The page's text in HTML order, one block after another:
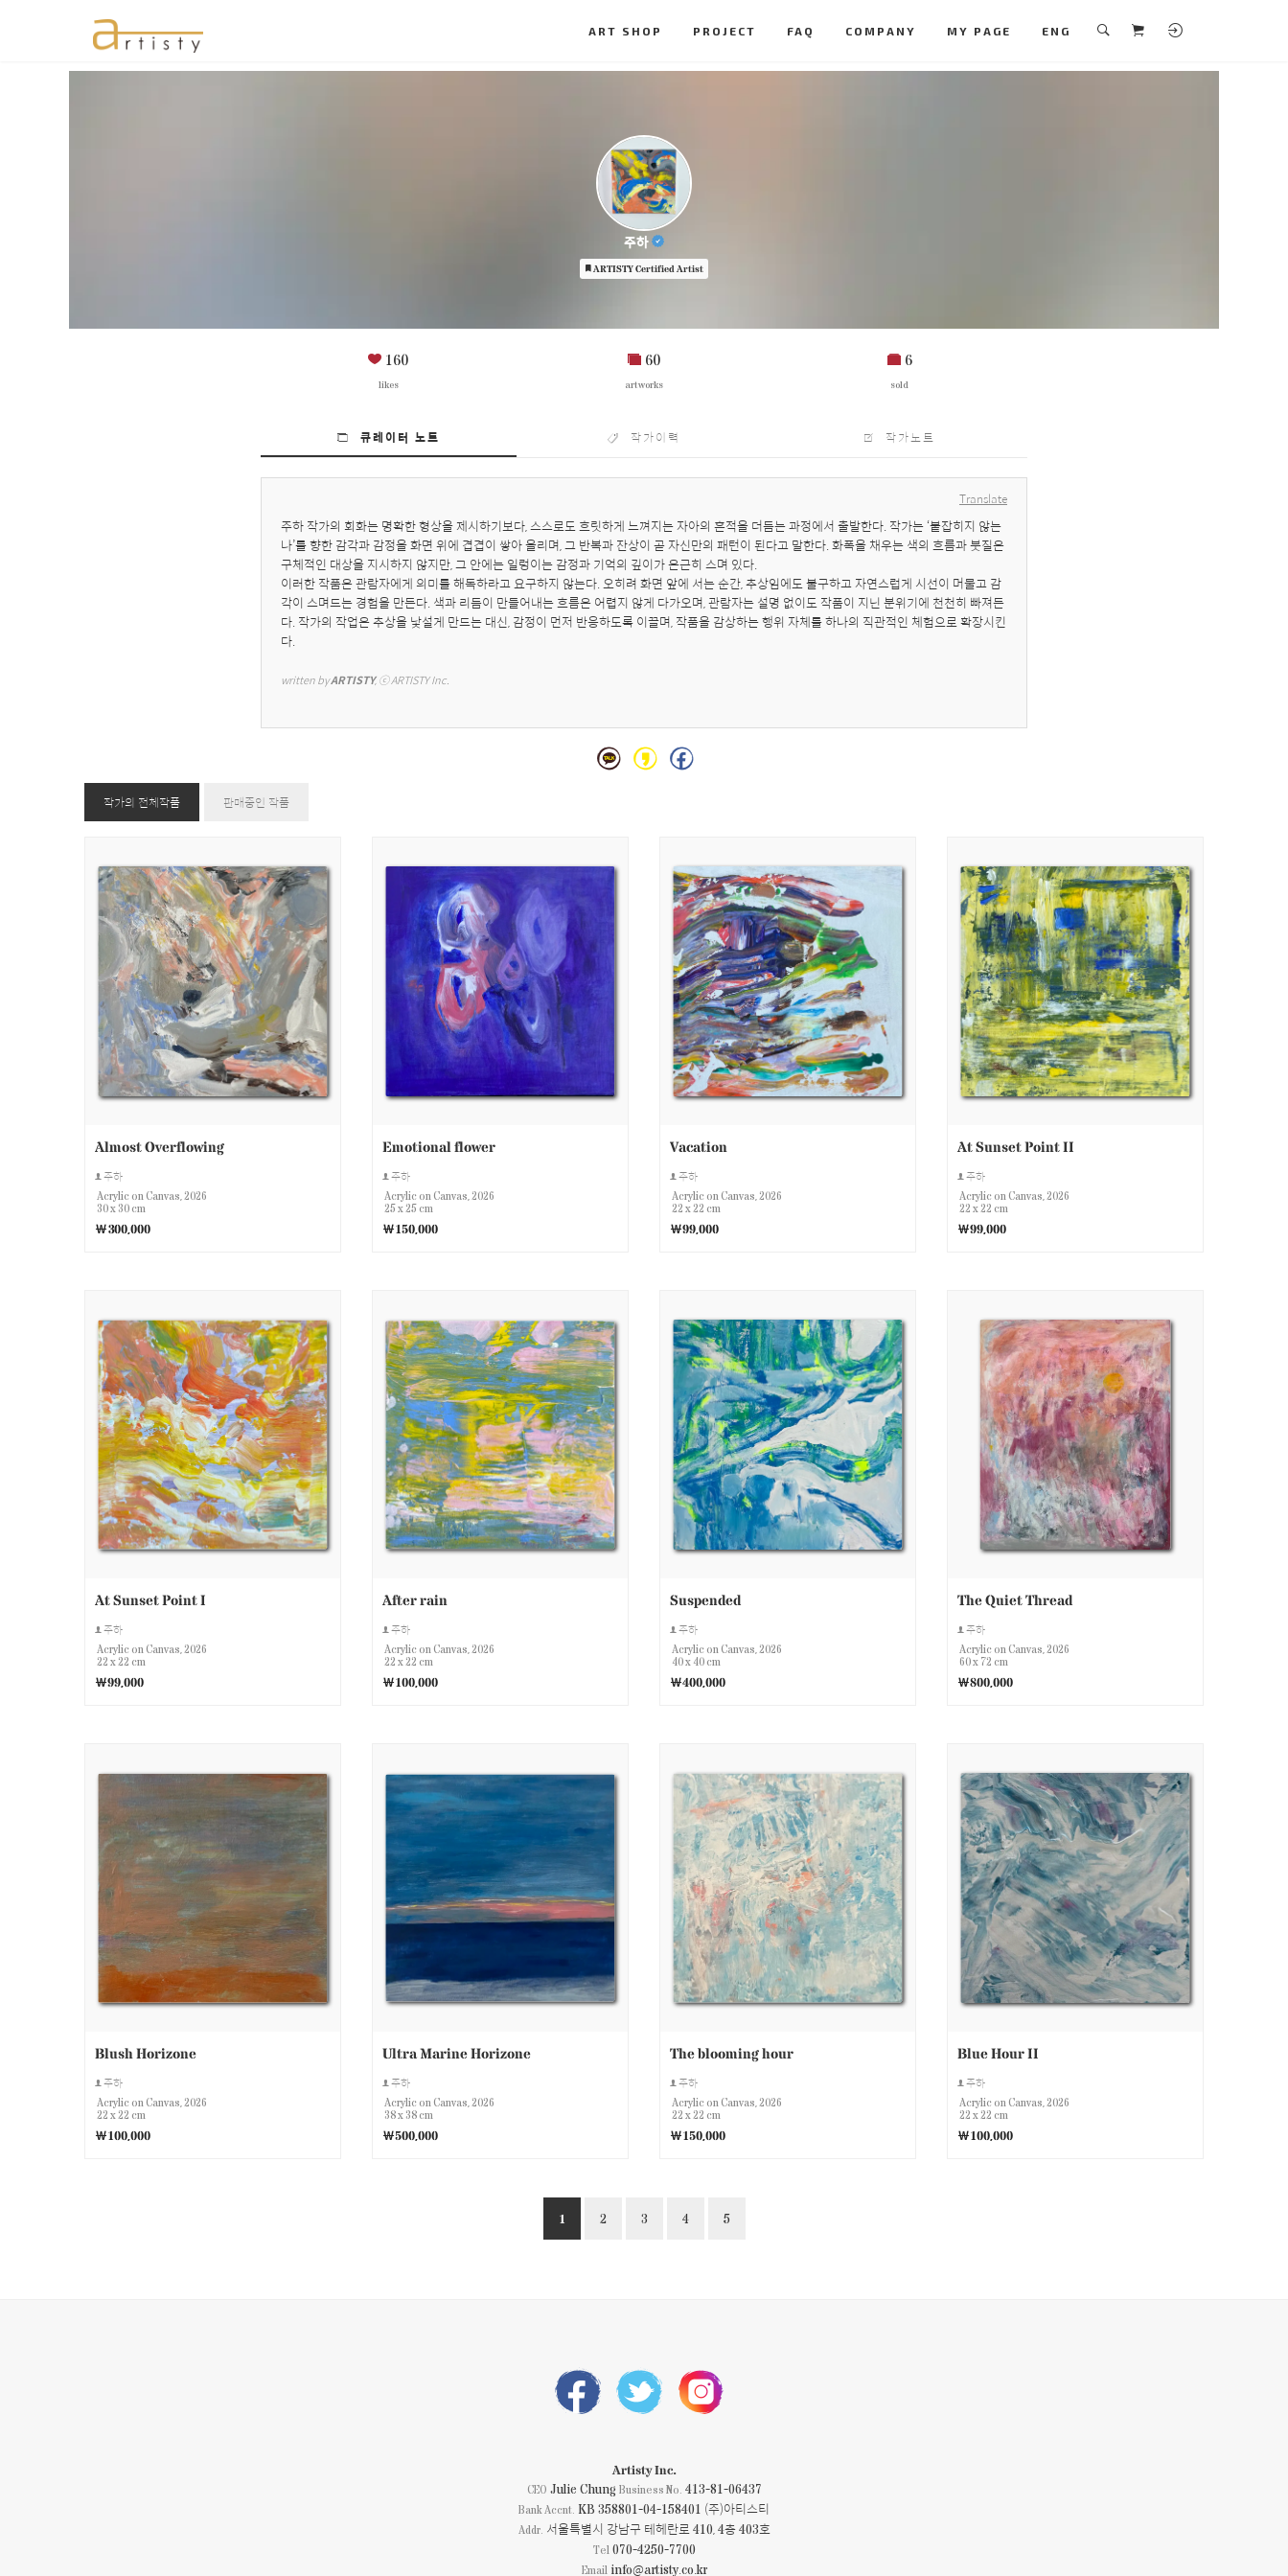
ART SHOP PROJECT FAQ COMPANY MY PAGE ENG
주하
ARTISTY Certified Artist
160
likes
60
artworks
6
sold
큐레이터 노트 작가이력 작가노트
Translate
주하 작가의 회화는 명확한 형상을 제시하기보다, 스스로도 흐릿하게 느껴지는 자아의 흔적을 더듬는 과정에서 출발한다. 작가는 ‘붙잡히지 않는
나’를 향한 감각과 감정을 화면 위에 겹겹이 쌓아 올리며, 그 반복과 잔상이 곧 자신만의 패턴이 된다고 말한다. 화폭을 채우는 색의 흐름과 붓질은
구체적인 대상을 지시하지 않지만, 그 안에는 일렁이는 감정과 기억의 깊이가 은근히 스며 있다.
이러한 작품은 관람자에게 의미를 해독하라고 요구하지 않는다. 오히려 화면 앞에 서는 순간, 추상임에도 불구하고 자연스럽게 시선이 머물고 감
각이 스며드는 경험을 만든다. 색과 리듬이 만들어내는 흐름은 어렵지 않게 다가오며, 관람자는 설명 없이도 작품이 지닌 분위기에 천천히 빠져든
다. 작가의 작업은 추상을 낯설게 만드는 대신, 감정이 먼저 반응하도록 이끌며, 작품을 감상하는 행위 자체를 하나의 직관적인 체험으로 확장시킨
다.
written by ARTISTY, ⓒ ARTISTY Inc.
작가의 전체작품 판매중인 작품
Almost Overflowing
주하
Acrylic on Canvas, 2026
30 x 30 cm
￦300,000
Emotional flower
주하
Acrylic on Canvas, 2026
25 x 25 cm
￦150,000
Vacation
주하
Acrylic on Canvas, 2026
22 x 22 cm
￦99,000
At Sunset Point II
주하
Acrylic on Canvas, 2026
22 x 22 cm
￦99,000
At Sunset Point I
주하
Acrylic on Canvas, 2026
22 x 22 cm
￦99,000
After rain
주하
Acrylic on Canvas, 2026
22 x 22 cm
￦100,000
Suspended
주하
Acrylic on Canvas, 2026
40 x 40 cm
￦400,000
The Quiet Thread
주하
Acrylic on Canvas, 2026
60 x 72 cm
￦800,000
Blush Horizone
주하
Acrylic on Canvas, 2026
22 x 22 cm
￦100,000
Ultra Marine Horizone
주하
Acrylic on Canvas, 2026
38 x 38 cm
￦500,000
The blooming hour
주하
Acrylic on Canvas, 2026
22 x 22 cm
￦150,000
Blue Hour II
주하
Acrylic on Canvas, 2026
22 x 22 cm
￦100,000
1 2 3 4 5
Artisty Inc.
CEO Julie Chung Business No. 413-81-06437
Bank Accnt. KB 358801-04-158401 (주)아티스티
Addr. 서울특별시 강남구 테헤란로 410, 4층 403호
Tel070-4250-7700
Emailinfo@artisty.co.kr